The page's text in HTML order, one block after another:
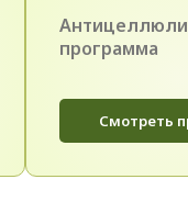
программа
Смотреть